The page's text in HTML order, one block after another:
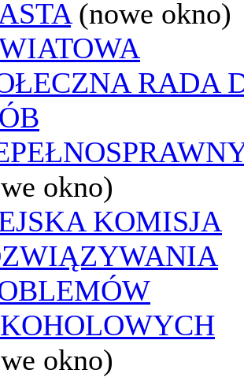
(nowe okno)
RADA
okno)
KOMISJA
okno)